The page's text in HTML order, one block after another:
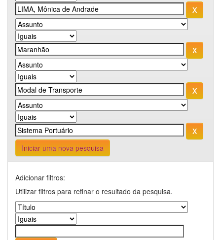
Iniciar uma nova pesquisa
Adicionar filtros:
Utilizar filtros para refinar o resultado da pesquisa.